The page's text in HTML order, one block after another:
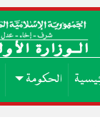
الحكومة